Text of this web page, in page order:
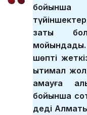
бойынша
заты
шөпті
ықтимал
қамауға
бойынша
деді